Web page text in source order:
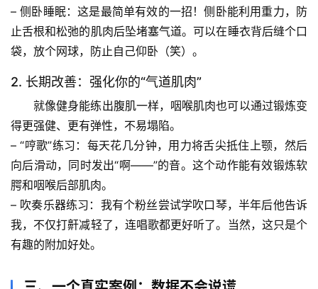
专
题
列
表
然
万
人
体
奥
秘
历
– 侧卧睡眠：这是最简单有效的一招！侧卧能利用重力，防
止舌根和松弛的肌肉后坠堵塞气道。可以在睡衣背后缝个口
袋，放个网球，防止自己仰卧（笑）。
2. 长期改善：强化你的“气道肌肉”
就像健身能练出腹肌一样，咽喉肌肉也可以通过锻炼变
得更强健、更有弹性，不易塌陷。
– “哼歌”练习 ：每天花几分钟，用力将舌尖抵住上颚，然后
向后滑动，同时发出“啊——”的音。这个动作能有效锻炼软
腭和咽喉后部肌肉。
– 吹奏乐器练习 ：我有个粉丝尝试学吹口琴，半年后他告诉
我，不仅打鼾减轻了，连唱歌都更好听了。当然，这只是个
有趣的附加好处。